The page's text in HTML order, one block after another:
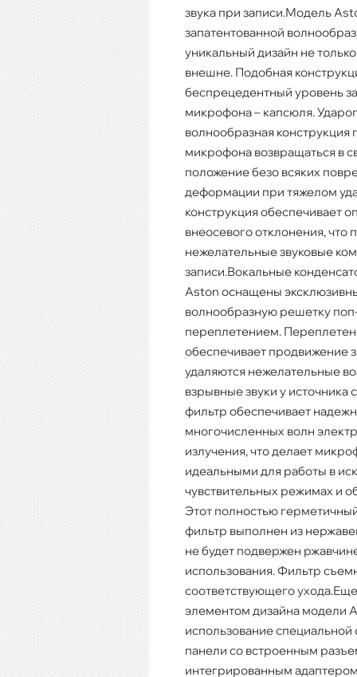
звука при записи.Модель
запатентованной
уникальный дизайн не
внешне. Подобная
беспрецедентный уровень
микрофона – капсюля.
волнообразная конструкция
микрофона возвращаться в
положение безо всяких
деформации при тяжелом
конструкция обеспечивает
внеосевого отклонения, что
нежелательные звуковые
записи.Вокальные
Aston оснащены
волнообразную решетку
переплетением.
обеспечивает продвижение
удаляются нежелательные
взрывные звуки у источника
фильтр обеспечивает
многочисленных волн
излучения, что делает
идеальными для работы в
чувствительных режимах и
Этот полностью
фильтр выполнен из
не будет подвержен
использования. Фильтр
соответствующего
элементом дизайна модели
использование
панели со встроенным
интегрированным